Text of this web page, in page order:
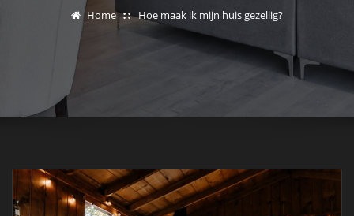
Home Hoe maak ik mijn huis gezellig?